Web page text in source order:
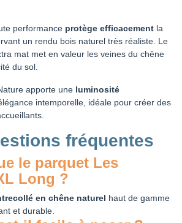
performance protège efficacement la
un rendu bois naturel très réaliste. Le
mat met en valeur les veines du chêne
du sol.
apporte une luminosité
intemporelle, idéale pour créer des
fréquentes
le parquet Les
Long ?
en chêne naturel haut de gamme
et durable.